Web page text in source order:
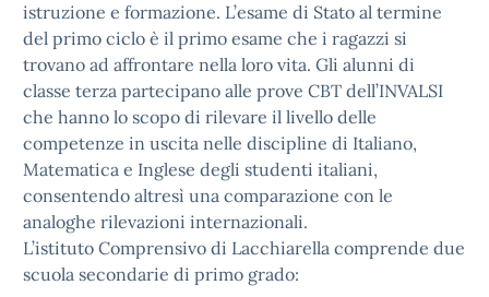
istruzione e formazione. L’esame di Stato al termine
del primo ciclo è il primo esame che i ragazzi si
trovano ad affrontare nella loro vita. Gli alunni di
classe terza partecipano alle prove CBT dell’INVALSI
che hanno lo scopo di rilevare il livello delle
competenze in uscita nelle discipline di Italiano,
Matematica e Inglese degli studenti italiani,
consentendo altresì una comparazione con le
analoghe rilevazioni internazionali.
L’istituto Comprensivo di Lacchiarella comprende due
scuola secondarie di primo grado: